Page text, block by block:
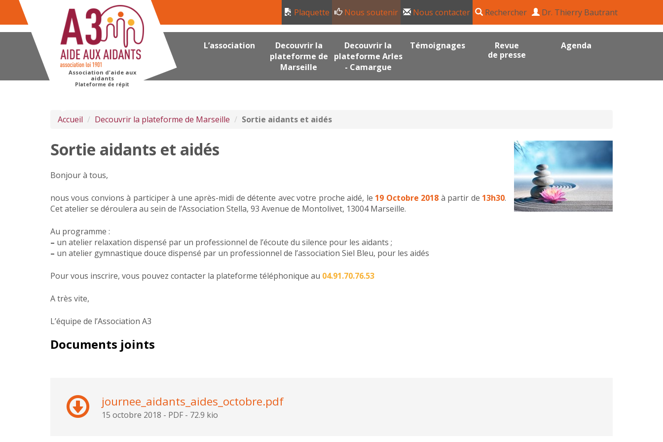
Association d'aide aux
aidants
Plateforme de répit
Plaquette Nous soutenir Nous contacter Rechercher Dr. Thierry Bautrant
L’association
Decouvrir la
plateforme de
Marseille
Decouvrir la
plateforme Arles
- Camargue
Témoignages
Revue
de presse
Agenda
Accueil Decouvrir la plateforme de Marseille Sortie aidants et aidés
Sortie aidants et aidés
Bonjour à tous,
nous vous convions à participer à une après-midi de détente avec votre proche aidé, le 19 Octobre 2018 à partir de 13h30.
Cet atelier se déroulera au sein de l’Association Stella, 93 Avenue de Montolivet, 13004 Marseille.
Au programme :
– un atelier relaxation dispensé par un professionnel de l’écoute du silence pour les aidants ;
– un atelier gymnastique douce dispensé par un professionnel de l’association Siel Bleu, pour les aidés
Pour vous inscrire, vous pouvez contacter la plateforme téléphonique au 04.91.70.76.53
A très vite,
L’équipe de l’Association A3
Documents joints
journee_aidants_aides_octobre.pdf
15 octobre 2018 - PDF - 72.9 kio
Panneau de gestion des cookies